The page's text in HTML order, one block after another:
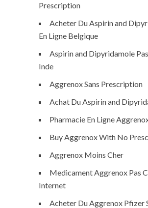
Prescription
Acheter Du Aspirin and
En Ligne Belgique
Aspirin and Dipyridamole
Inde
Aggrenox Sans Prescription
Achat Du Aspirin and
Pharmacie En Ligne
Buy Aggrenox With No
Aggrenox Moins Cher
Medicament Aggrenox Pas
Internet
Acheter Du Aggrenox Pfizer